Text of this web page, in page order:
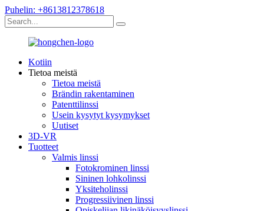
Puhelin: +8613812378618
Kotiin
Tietoa meistä
Tietoa meistä
Brändin rakentaminen
Patenttilinssi
Usein kysytyt kysymykset
Uutiset
3D-VR
Tuotteet
Valmis linssi
Fotokrominen linssi
Sininen lohkolinssi
Yksiteholinssi
Progressiivinen linssi